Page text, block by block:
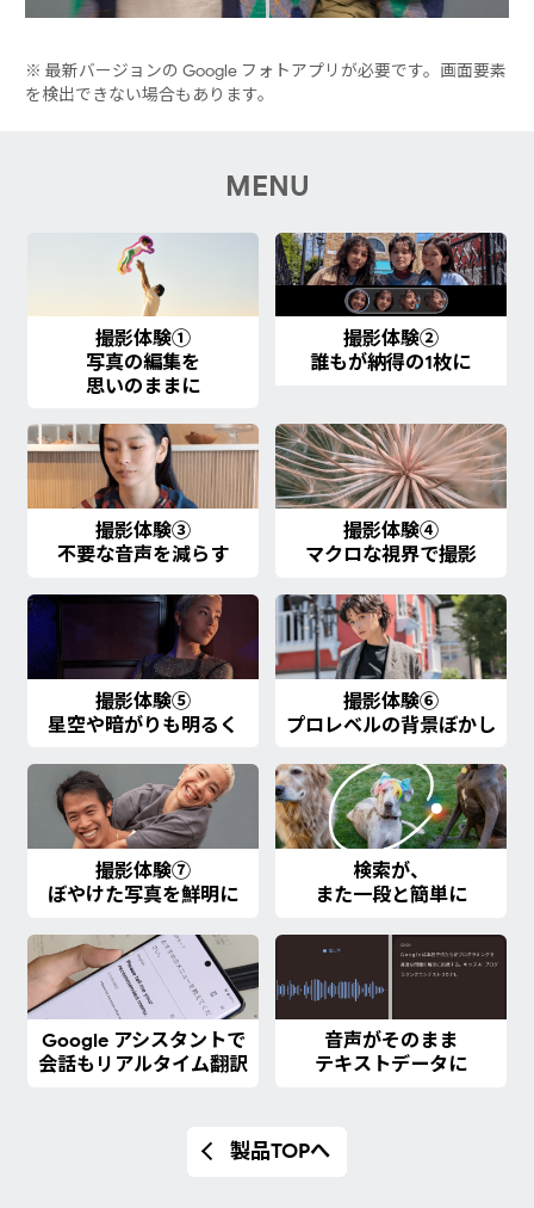
※ 最新バージョンの Google フォトアプリが必要です。画面要素
を検出できない場合もあります。
MENU
撮影体験①
写真の編集を
思いのままに
撮影体験②
誰もが納得の1枚に
撮影体験③
不要な音声を減らす
撮影体験④
マクロな視界で撮影
撮影体験⑤
星空や暗がりも明るく
撮影体験⑥
プロレベルの背景ぼかし
撮影体験⑦
ぼやけた写真を鮮明に
検索が、
また一段と簡単に
Google アシスタントで
会話もリアルタイム翻訳
音声がそのまま
テキストデータに
製品TOPへ